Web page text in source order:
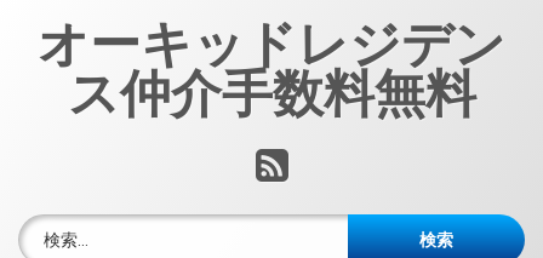
オーキッドレジデン
ス仲介手数料無料
RSS
検索: